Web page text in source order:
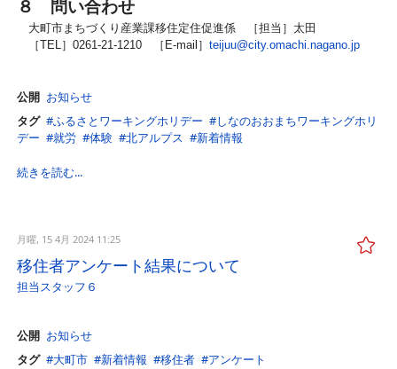
８ 問い合わせ
大町市まちづくり産業課移住定住促進係 ［担当］太田
［TEL］0261-21-1210 ［E-mail］ teijuu@city.omachi.nagano.jp
公開 お知らせ
タグ
ふるさとワーキングホリデー
しなのおおまちワーキングホリ
デー
就労 体験 北アルプス 新着情報
続きを読む...
月曜, 15 4月 2024 11:25
移住者アンケート結果について
担当スタッフ６
公開 お知らせ
タグ
大町市 新着情報 移住者 アンケート